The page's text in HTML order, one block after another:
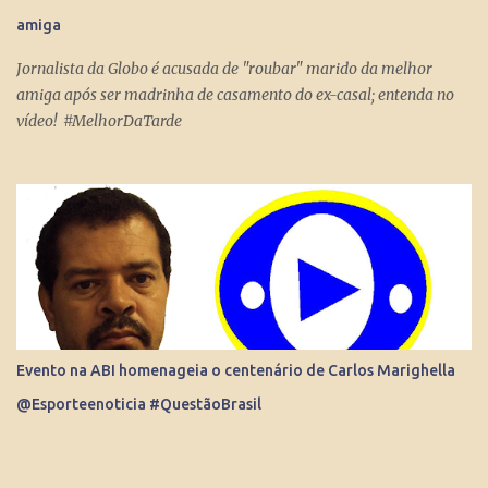
em celebridades e até criar fenômenos como Juliette, mas ai já é
amiga
Jornalista da Globo é acusada de "roubar" marido da melhor
amiga após ser madrinha de casamento do ex-casal; entenda no
vídeo! #MelhorDaTarde
Evento na ABI homenageia o centenário de Carlos Marighella
@Esporteenoticia #QuestãoBrasil